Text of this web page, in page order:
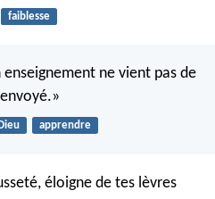
faiblesse
ne vient pas de
apprendre
éloigne de tes lèvres